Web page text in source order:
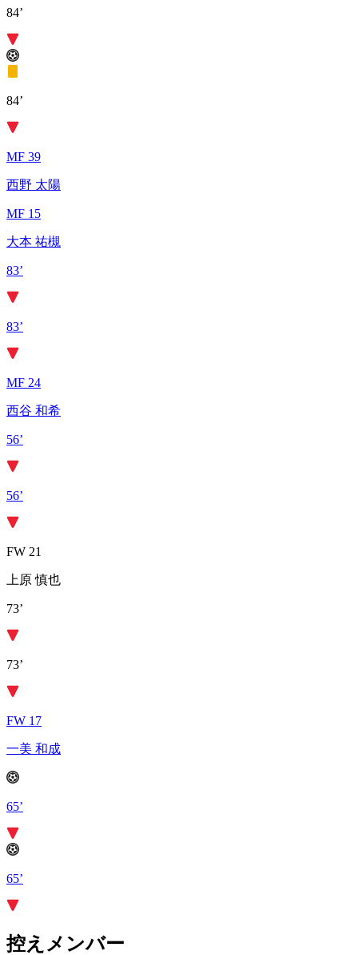
84’
84’
MF 39
西野 太陽
MF 15
大本 祐槻
83’
83’
MF 24
西谷 和希
56’
56’
FW 21
上原 慎也
73’
73’
FW 17
一美 和成
65’
65’
控えメンバー